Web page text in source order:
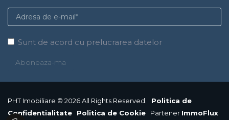
Sunt de acord cu prelucrarea datelor
PHT Imobiliare © 2026 All Rights Reserved. Politica de
Confidentialitate
Politica de Cookie Partener ImmoFlux